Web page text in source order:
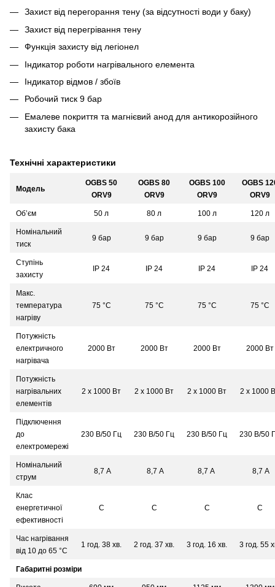
Захист від перегорання тену (за відсутності води у баку)
Захист від перегрівання тену
Функція захисту від легіонел
Індикатор роботи нагрівального елемента
Індикатор відмов / збоїв
Робочий тиск 9 бар
Емалеве покриття та магнієвий анод для антикорозійного
захисту бака
Технічні характеристики
Модель
OGBS 50
ORV9
OGBS 80
ORV9
OGBS 100
ORV9
OGBS
ORV9
Об’єм 50 л 80 л 100 л 120 л
Номінальний
тиск
9 бар 9 бар 9 бар 9 бар
Ступінь
захисту
IP 24 IP 24 IP 24 IP 24
Макс.
температура
нагріву
75 °С 75 °С 75 °С 75 °С
Потужність
електричного
нагрівача
2000 Вт 2000 Вт 2000 Вт 2000 Вт
Потужність
нагрівальних
елементів
2 х 1000 Вт 2 х 1000 Вт 2 х 1000 Вт 2 х 1000
Підключення
до
електромережі
230 В/50 Гц 230 В/50 Гц 230 В/50 Гц 230 В/50
Номінальний
струм
8,7 A 8,7 A 8,7 A 8,7 A
Клас
енергетичної
ефективності
С C С С
Час нагрівання
від 10 до 65 °С
1 год. 38 хв. 2 год. 37 хв. 3 год. 16 хв. 3 год. 55
Габаритні розміри